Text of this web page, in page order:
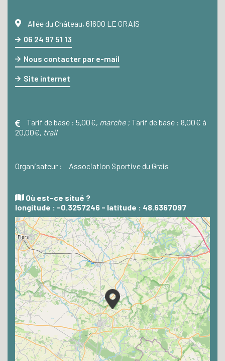
Allée du Château, 61600 LE GRAIS
06 24 97 51 13
Nous contacter par e-mail
Site internet
Tarif de base : 5,00€, marche ; Tarif de base : 8,00€ à
20,00€, trail
Organisateur : Association Sportive du Grais
Où est-ce situé ?
longitude : -0.3257246 - latitude : 48.6367097